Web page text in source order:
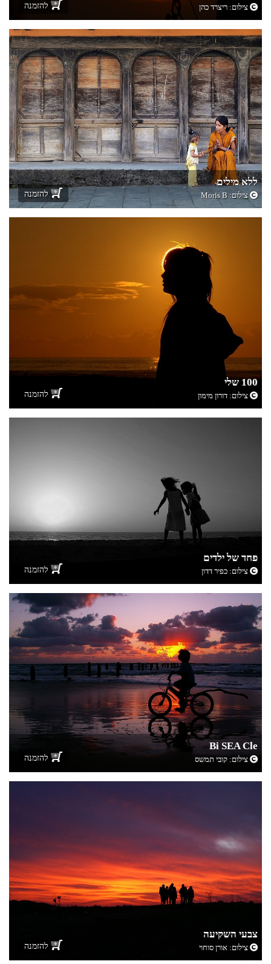
צילום: ריצרד כהן להזמנה
ללא מילים
צילום: Moris B להזמנה
100 שלי
צילום: דורון מימון להזמנה
פחד של ילדים
צילום: כפיר דדון להזמנה
Bi SEA Cle
צילום: קובי תמשס להזמנה
צבעי השקיעה
צילום: אורן סוחוי להזמנה